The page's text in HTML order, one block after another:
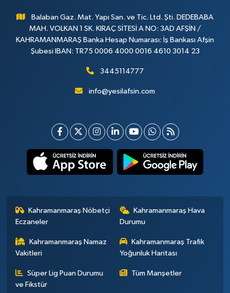
Balaban Gaz. Mat. Yapı San. ve Tic. Ltd. Şti. DEDEBABA
MAH. VOLKAN 1 SK. KIRAÇ SİTESİ A NO: 3AD AFŞİN /
KAHRAMANMARAŞ Banka Hesap Numarası: İş Bankası Afşin
Şubesi IBAN: TR75 0006 4000 0016 4610 3014 23
3445114777
info@yesilafsin.com
Kahramanmaraş Nöbetçi
Eczaneler
Kahramanmaraş Hava
Durumu
Kahramanmaraş Namaz
Vakitleri
Kahramanmaraş Trafik
Yoğunluk Haritası
Süper Lig Puan Durumu
ve Fikstür
Tüm Manşetler